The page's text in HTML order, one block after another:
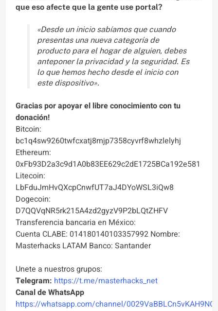
que eso afecte que la gente use portal?
«Desde un inicio sabíamos que cuando
presentas una nueva categoría de
producto para el hogar de alguien, debes
anteponer la privacidad y la seguridad. Es
lo que hemos hecho desde el inicio con
este dispositivo».
Gracias por apoyar el libre conocimiento con tu
donación!
Bitcoin:
bc1q4sw9260twfcxatj8mjp7358cyvrf8whzlelyhj
Ethereum:
0xFb93D2a3c9d1A0b83EE629c2dE1725BCa192e581
Litecoin:
LbFduJmHvQXcpCnwfUT7aJ4DYoWSL3iQw8
Dogecoin:
D7QQVqNR5rk215A4zd2gyzV9P2bLQtZHFV
Transferencia bancaria en México:
Cuenta CLABE: 014180140103357992 Nombre:
Masterhacks LATAM Banco: Santander
Unete a nuestros grupos:
Telegram: https://t.me/masterhacks_net
Canal de WhatsApp
https://whatsapp.com/channel/